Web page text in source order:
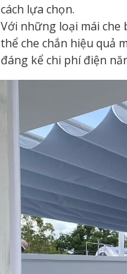
cách lựa chọn.
Với những loại mái che
thể che chắn hiệu quả
đáng kể chi phí điện